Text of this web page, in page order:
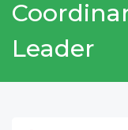
Leader